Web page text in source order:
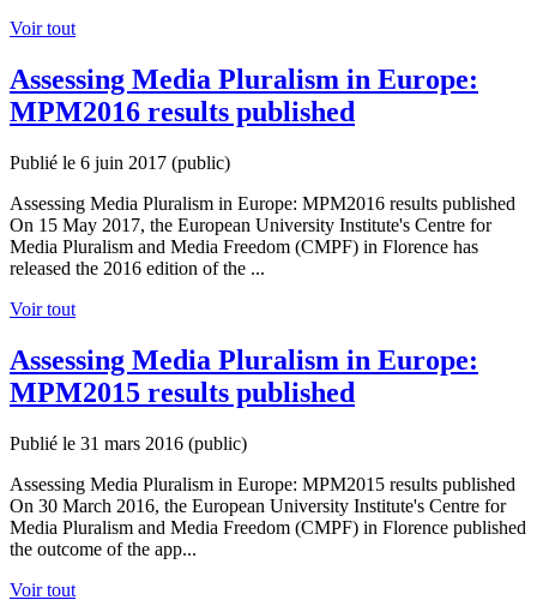
Voir tout
Assessing Media Pluralism in Europe:
MPM2016 results published
Publié le 6 juin 2017 (public)
Assessing Media Pluralism in Europe: MPM2016 results published
On 15 May 2017, the European University Institute's Centre for
Media Pluralism and Media Freedom (CMPF) in Florence has
released the 2016 edition of the ...
Voir tout
Assessing Media Pluralism in Europe:
MPM2015 results published
Publié le 31 mars 2016 (public)
Assessing Media Pluralism in Europe: MPM2015 results published
On 30 March 2016, the European University Institute's Centre for
Media Pluralism and Media Freedom (CMPF) in Florence published
the outcome of the app...
Voir tout